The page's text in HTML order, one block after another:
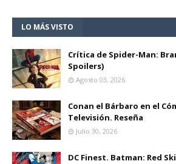
LO MÁS VISTO
Crítica de Spider-Man:
Spoilers)
Agosto 03, 2026
Conan el Bárbaro en el
Televisión. Reseña
Julio 30, 2026
DC Finest. Batman: Red